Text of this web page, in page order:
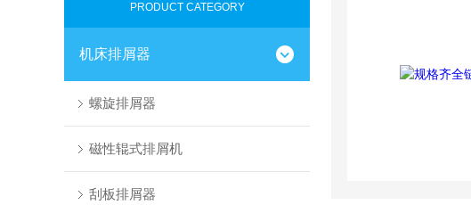
PRODUCT CATEGORY
机床排屑器
螺旋排屑器
磁性辊式排屑机
刮板排屑器